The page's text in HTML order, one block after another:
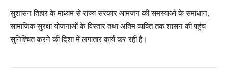
सुशासन तिहार के माध्यम से राज्य सरकार आमजन की समस्याओं के समाधान,
सामाजिक सुरक्षा योजनाओं के विस्तार तथा अंतिम व्यक्ति तक शासन की पहुंच
सुनिश्चित करने की दिशा में लगातार कार्य कर रही है।